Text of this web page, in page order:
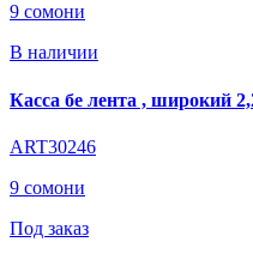
9 сомони
В наличии
Касса бе лента , широкий
ART30246
9 сомони
Под заказ